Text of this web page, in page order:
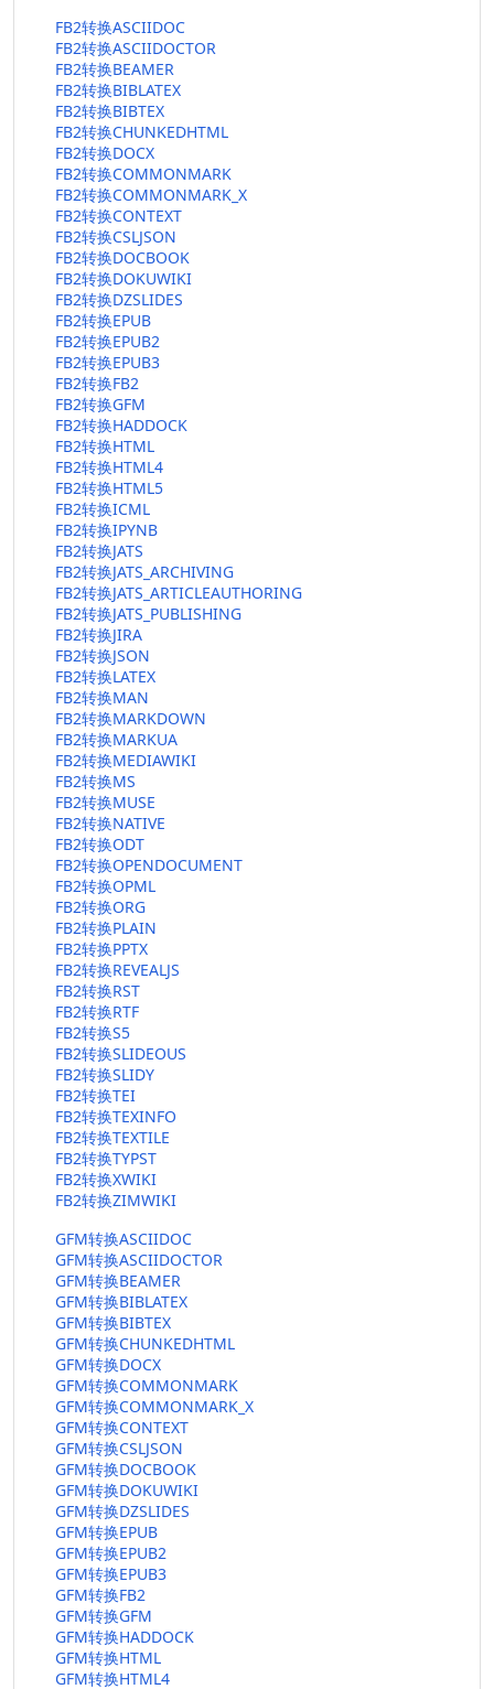
FB2转换ASCIIDOC
FB2转换ASCIIDOCTOR
FB2转换BEAMER
FB2转换BIBLATEX
FB2转换BIBTEX
FB2转换CHUNKEDHTML
FB2转换DOCX
FB2转换COMMONMARK
FB2转换COMMONMARK_X
FB2转换CONTEXT
FB2转换CSLJSON
FB2转换DOCBOOK
FB2转换DOKUWIKI
FB2转换DZSLIDES
FB2转换EPUB
FB2转换EPUB2
FB2转换EPUB3
FB2转换FB2
FB2转换GFM
FB2转换HADDOCK
FB2转换HTML
FB2转换HTML4
FB2转换HTML5
FB2转换ICML
FB2转换IPYNB
FB2转换JATS
FB2转换JATS_ARCHIVING
FB2转换JATS_ARTICLEAUTHORING
FB2转换JATS_PUBLISHING
FB2转换JIRA
FB2转换JSON
FB2转换LATEX
FB2转换MAN
FB2转换MARKDOWN
FB2转换MARKUA
FB2转换MEDIAWIKI
FB2转换MS
FB2转换MUSE
FB2转换NATIVE
FB2转换ODT
FB2转换OPENDOCUMENT
FB2转换OPML
FB2转换ORG
FB2转换PLAIN
FB2转换PPTX
FB2转换REVEALJS
FB2转换RST
FB2转换RTF
FB2转换S5
FB2转换SLIDEOUS
FB2转换SLIDY
FB2转换TEI
FB2转换TEXINFO
FB2转换TEXTILE
FB2转换TYPST
FB2转换XWIKI
FB2转换ZIMWIKI
GFM转换ASCIIDOC
GFM转换ASCIIDOCTOR
GFM转换BEAMER
GFM转换BIBLATEX
GFM转换BIBTEX
GFM转换CHUNKEDHTML
GFM转换DOCX
GFM转换COMMONMARK
GFM转换COMMONMARK_X
GFM转换CONTEXT
GFM转换CSLJSON
GFM转换DOCBOOK
GFM转换DOKUWIKI
GFM转换DZSLIDES
GFM转换EPUB
GFM转换EPUB2
GFM转换EPUB3
GFM转换FB2
GFM转换GFM
GFM转换HADDOCK
GFM转换HTML
GFM转换HTML4